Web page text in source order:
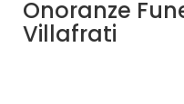
Onoranze
Villafrati